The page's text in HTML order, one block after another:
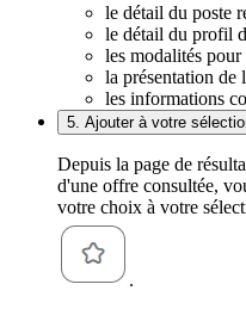
le détail du poste
le détail du profil
les modalités
la présentation de
les informations
5. Ajouter à votre
Depuis la page de
d'une offre consultée,
votre choix à votre
.